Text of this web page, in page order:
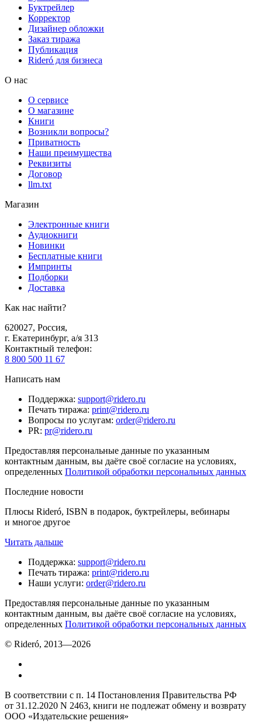
Буктрейлер
Корректор
Дизайнер обложки
Заказ тиража
Публикация
Rideró для бизнеса
О нас
О сервисе
О магазине
Книги
Возникли вопросы?
Приватность
Наши преимущества
Реквизиты
Договор
llm.txt
Магазин
Электронные книги
Аудиокниги
Новинки
Бесплатные книги
Импринты
Подборки
Доставка
Как нас найти?
620027, Россия,
г. Екатеринбург, а/я 313
Контактный телефон:
8 800 500 11 67
Написать нам
Поддержка: support@ridero.ru
Печать тиража: print@ridero.ru
Вопросы по услугам: order@ridero.ru
PR: pr@ridero.ru
Предоставляя персональные данные по указанным
контактным данным, вы даёте своё согласие на условиях,
определенных Политикой обработки персональных данных
Последние новости
Плюсы Rideró, ISBN в подарок, буктрейлеры, вебинары
и многое другое
Читать дальше
Поддержка: support@ridero.ru
Печать тиража: print@ridero.ru
Наши услуги: order@ridero.ru
Предоставляя персональные данные по указанным
контактным данным, вы даёте своё согласие на условиях,
определенных Политикой обработки персональных данных
© Rideró, 2013—2026
В соответствии с п. 14 Постановления Правительства РФ
от 31.12.2020 N 2463, книги не подлежат обмену и возврату
ООО «Издательские решения»